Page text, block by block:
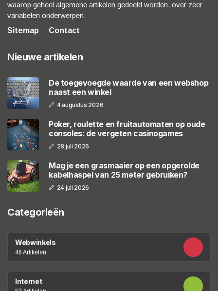
waarop geheel algemene artikelen gedeeld worden, over zeer
variabelen onderwerpen.
Sitemap
Contact
Nieuwe artikelen
De toegevoegde waarde van een webshop
naast een winkel
4 augustus 2026
Poker, roulette en fruitautomaten op oude
consoles: de vergeten casinogames
28 juli 2026
Mag je een grasmaaier op een opgerolde
kabelhaspel van 25 meter gebruiken?
24 juli 2026
Categorieën
Webwinkels
46 Artikelen
Internet